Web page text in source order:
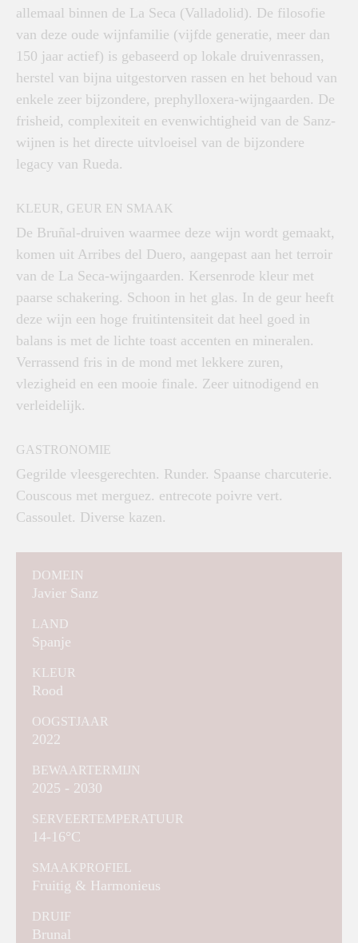
allemaal binnen de La Seca (Valladolid). De filosofie
van deze oude wijnfamilie (vijfde generatie, meer dan
150 jaar actief) is gebaseerd op lokale druivenrassen,
herstel van bijna uitgestorven rassen en het behoud van
enkele zeer bijzondere, prephylloxera-wijngaarden. De
frisheid, complexiteit en evenwichtigheid van de Sanz-
wijnen is het directe uitvloeisel van de bijzondere
legacy van Rueda.
KLEUR, GEUR EN SMAAK
De Bruñal-druiven waarmee deze wijn wordt gemaakt,
komen uit Arribes del Duero, aangepast aan het terroir
van de La Seca-wijngaarden. Kersenrode kleur met
paarse schakering. Schoon in het glas. In de geur heeft
deze wijn een hoge fruitintensiteit dat heel goed in
balans is met de lichte toast accenten en mineralen.
Verrassend fris in de mond met lekkere zuren,
vlezigheid en een mooie finale. Zeer uitnodigend en
verleidelijk.
GASTRONOMIE
Gegrilde vleesgerechten. Runder. Spaanse charcuterie.
Couscous met merguez. entrecote poivre vert.
Cassoulet. Diverse kazen.
DOMEIN
Javier Sanz
LAND
Spanje
KLEUR
Rood
OOGSTJAAR
2022
BEWAARTERMIJN
2025 - 2030
SERVEERTEMPERATUUR
14-16°C
SMAAKPROFIEL
Fruitig & Harmonieus
DRUIF
Brunal